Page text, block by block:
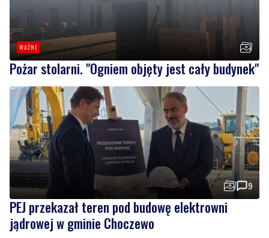
Pożar stolarni. "Ogniem objęty jest cały budynek"
9
PEJ przekazał teren pod budowę elektrowni
jądrowej w gminie Choczewo